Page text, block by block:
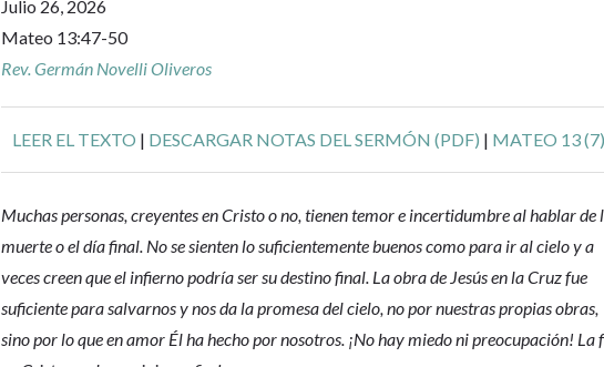
Julio 26, 2026
Mateo 13:47-50
Rev. Germán Novelli Oliveros
LEER EL TEXTO | DESCARGAR NOTAS DEL SERMÓN (PDF) | MATEO 13 (7)
Muchas personas, creyentes en Cristo o no, tienen temor e incertidumbre al hablar de
muerte o el día final. No se sienten lo suficientemente buenos como para ir al cielo y a
veces creen que el infierno podría ser su destino final. La obra de Jesús en la Cruz fue
suficiente para salvarnos y nos da la promesa del cielo, no por nuestras propias obras,
sino por lo que en amor Él ha hecho por nosotros. ¡No hay miedo ni preocupación! La